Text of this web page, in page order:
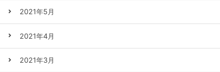
2021年5月
2021年4月
2021年3月